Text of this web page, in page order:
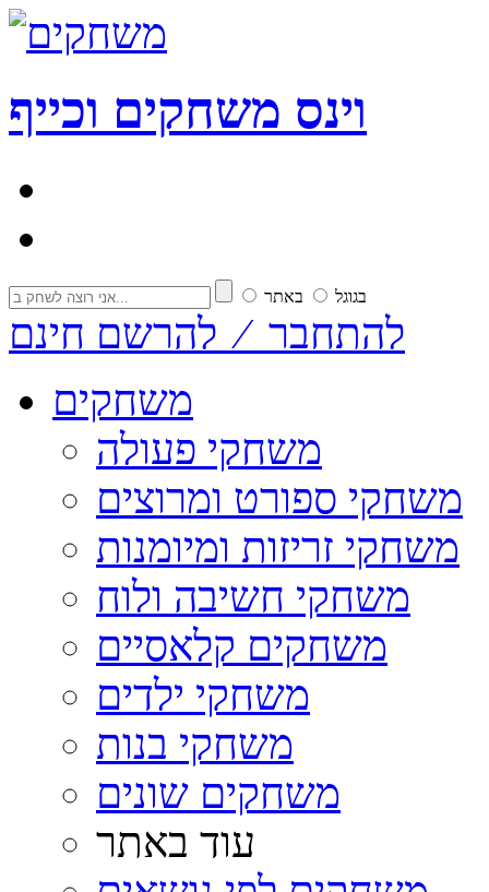
וינס משחקים וכייף
בגוגל באתר
להתחבר ⁄ להרשם חינם
משחקים
משחקי פעולה
משחקי ספורט ומרוצים
משחקי זריזות ומיומנות
משחקי חשיבה ולוח
משחקים קלאסיים
משחקי ילדים
משחקי בנות
משחקים שונים
עוד באתר